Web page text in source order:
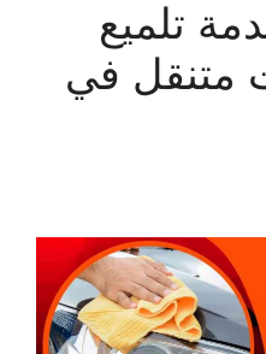
خدمة تلميع
متنقل في